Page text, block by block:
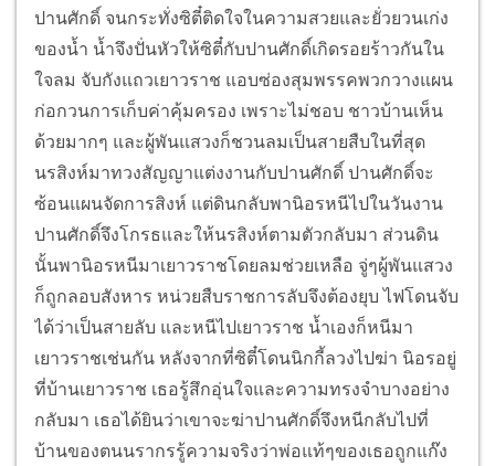
ปานศักดิ์ จนกระทั่งซิตี๋ติดใจในความสวยและยั่วยวนเก่ง
ของน้ำ น้ำจึงปั่นหัวให้ซิตี๋กับปานศักดิ์เกิดรอยร้าวกันใน
ใจลม จับกังแถวเยาวราช แอบซ่องสุมพรรคพวกวางแผน
ก่อกวนการเก็บค่าคุ้มครอง เพราะไม่ชอบ ชาวบ้านเห็น
ด้วยมากๆ และผู้พันแสวงก็ชวนลมเป็นสายสืบในที่สุด
นรสิงห์มาทวงสัญญาแต่งงานกับปานศักดิ์ ปานศักดิ์จะ
ซ้อนแผนจัดการสิงห์ แต่ดินกลับพานิอรหนีไปในวันงาน
ปานศักดิ์จึงโกรธและให้นรสิงห์ตามตัวกลับมา ส่วนดิน
นั้นพานิอรหนีมาเยาวราชโดยลมช่วยเหลือ จู่ๆผู้พันแสวง
ก็ถูกลอบสังหาร หน่วยสืบราชการลับจึงต้องยุบ ไฟโดนจับ
ได้ว่าเป็นสายลับ และหนีไปเยาวราช น้ำเองก็หนีมา
เยาวราชเช่นกัน หลังจากที่ซิตี๋โดนนิกกี้ลวงไปฆ่า นิอรอยู่
ที่บ้านเยาวราช เธอรู้สึกอุ่นใจและความทรงจำบางอย่าง
กลับมา เธอได้ยินว่าเขาจะฆ่าปานศักดิ์จึงหนีกลับไปที่
บ้านของตนนรากรรู้ความจริงว่าพ่อแท้ๆของเธอถูกแก๊ง